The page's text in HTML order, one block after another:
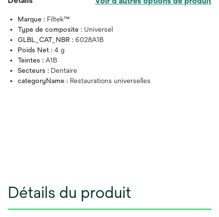
Marque : Filtek™
Type de composite : Universel
GLBL_CAT_NBR : 6028A1B
Poids Net : 4 g
Teintes : A1B
Secteurs : Dentaire
categoryName : Restaurations universelles
Détails du produit